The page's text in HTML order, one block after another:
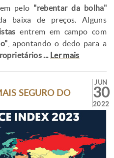
pelo "rebentar da bolha"
baixa de preços. Alguns
entrem em campo com
, apontando o dedo para a
... Ler mais
SEGURO DO
JUN
30
2022